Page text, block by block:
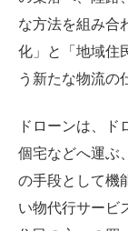
な方法を組み合
化」と「地域住
う新たな物流の
ドローンは、ド
個宅などへ運ぶ
の手段として機
い物代行サービ